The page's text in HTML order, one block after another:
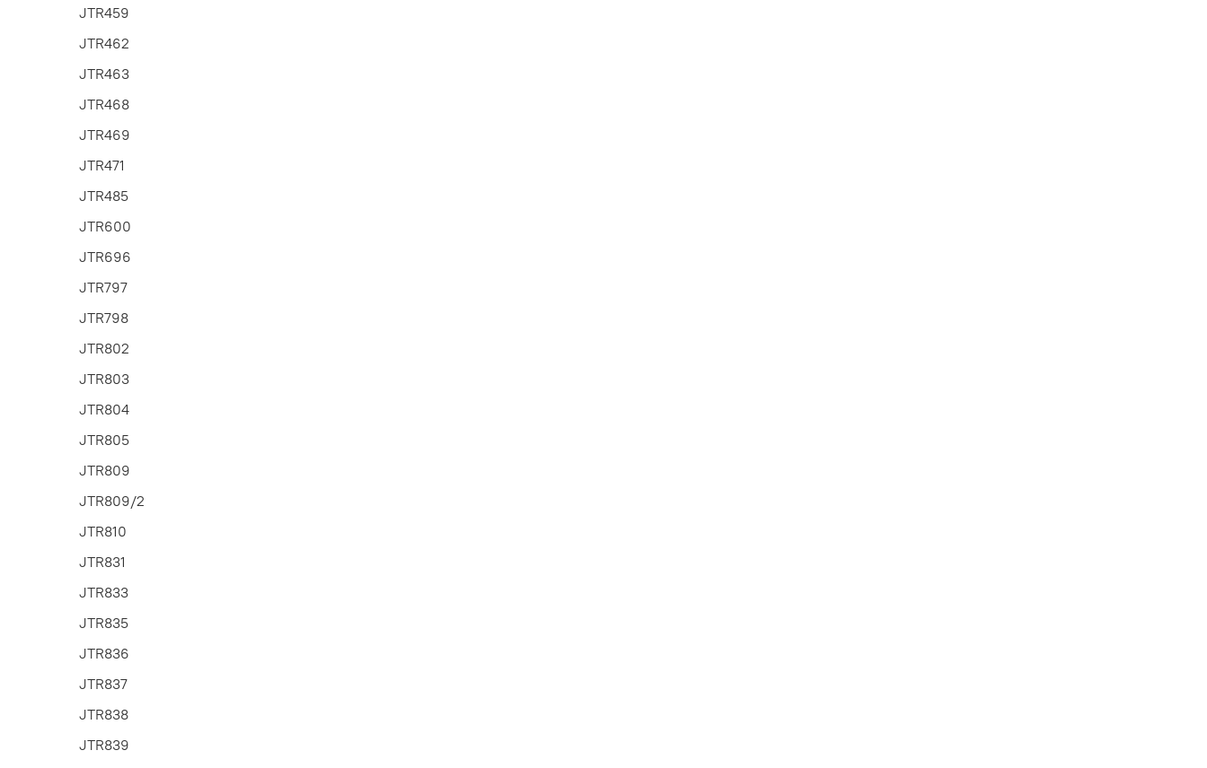
JTR459
JTR462
JTR463
JTR468
JTR469
JTR471
JTR485
JTR600
JTR696
JTR797
JTR798
JTR802
JTR803
JTR804
JTR805
JTR809
JTR809/2
JTR810
JTR831
JTR833
JTR835
JTR836
JTR837
JTR838
JTR839